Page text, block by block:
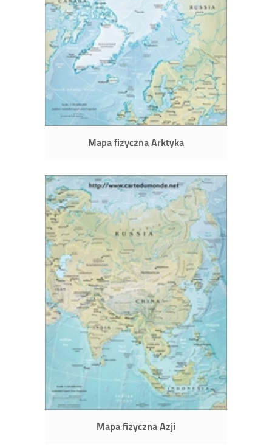
Mapa fizyczna Arktyka
Mapa fizyczna Azji